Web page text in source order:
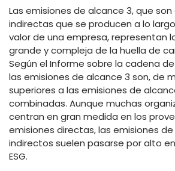
Las emisiones de alcance 3, que
indirectas que se producen a lo
valor de una empresa, representan
grande y compleja de la huella de
Según el Informe sobre la cadena
las emisiones de alcance 3 son, de
superiores a las emisiones de
combinadas. Aunque muchas
centran en gran medida en los
emisiones directas, las emisiones
indirectos suelen pasarse por alto
ESG.